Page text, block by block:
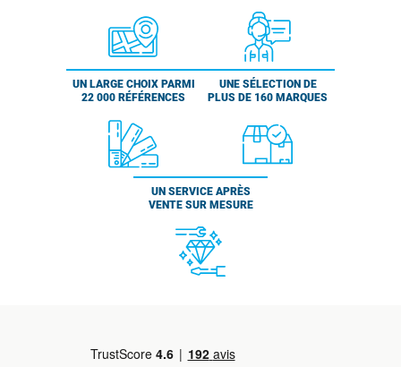
UN LARGE CHOIX PARMI
22 000 RÉFÉRENCES
UNE SÉLECTION DE
PLUS DE 160 MARQUES
UN SERVICE APRÈS
VENTE SUR MESURE